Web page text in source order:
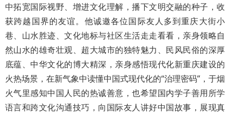
中拓宽国际视野、增进文化理解，播下文明交融的种子，收
获跨越国界的友谊。他诚邀各位国际友人多到重庆大街小
巷、山水胜迹、文化地标与社区生活走走看看，亲身领略自
然山水的雄奇壮观、超大城市的独特魅力、民风民俗的深厚
底蕴、中华文化的博大精深，亲身感悟现代化新重庆建设的
火热场景，在新气象中读懂中国式现代化的“治理密码”，于烟
火气里感知中国人民的热诚善意，也希望国内学子善用所学
语言和跨文化沟通技巧，向国际友人讲好中国故事，展现真